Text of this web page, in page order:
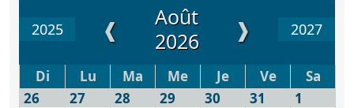
2025 ❰
Août
2026
❱ 2027
Di Lu Ma Me Je Ve
Sa
26
27 28 29 30 31 1